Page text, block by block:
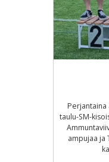
taulu-SM-
ampujaa ja